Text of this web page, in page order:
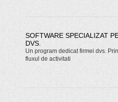
SOFTWARE SPECIALIZAT
DVS.
Un program dedicat firmei dvs.
fluxul de activitati